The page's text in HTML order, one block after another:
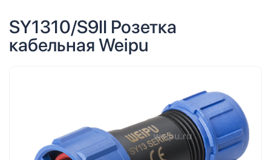
SY1310/S9II Розетка
кабельная Weipu